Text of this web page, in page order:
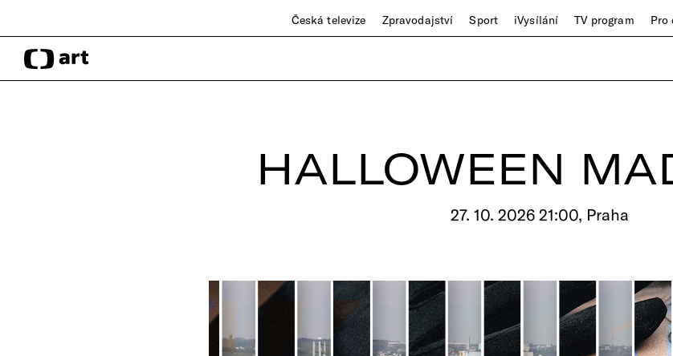
Česká televize Zpravodajství Sport iVysílání TV program Pro
HALLOWEEN
27. 10. 2026 21:00, Praha